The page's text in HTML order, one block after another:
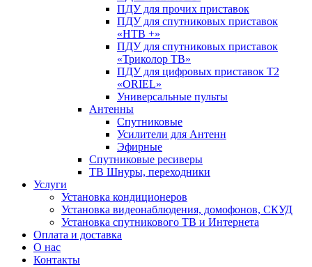
ПДУ для прочих приставок
ПДУ для спутниковых приставок
«НТВ +»
ПДУ для спутниковых приставок
«Триколор ТВ»
ПДУ для цифровых приставок Т2
«ORIEL»
Универсальные пульты
Антенны
Спутниковые
Усилители для Антенн
Эфирные
Спутниковые ресиверы
ТВ Шнуры, переходники
Услуги
Установка кондиционеров
Установка видеонаблюдения, домофонов, СКУД
Установка спутникового ТВ и Интернета
Оплата и доставка
О нас
Контакты